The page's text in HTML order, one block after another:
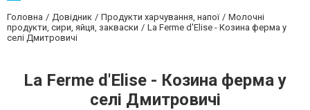
Головна Довідник Продукти харчування, напої
Молочні
продукти, сири, яйця, закваски
La Ferme d'Elise - Козина ферма у
селі Дмитровичі
La Ferme d'Elise - Козина ферма у
селі Дмитровичі